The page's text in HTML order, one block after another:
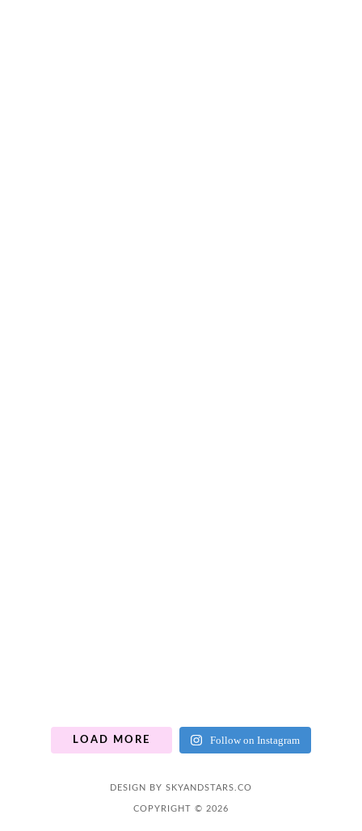
LOAD MORE Follow on Instagram
DESIGN BY SKYANDSTARS.CO
COPYRIGHT © 2026